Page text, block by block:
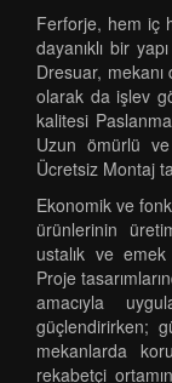
Ferforje, hem iç
dayanıklı bir
Dresuar,
olarak da işlev
kalitesi
Uzun ömürlü
Ücretsiz Montaj
Ekonomik ve
ürünlerinin
ustalık ve
Proje
amacıyla
güçlendirirken;
mekanlarda
rekabetçi